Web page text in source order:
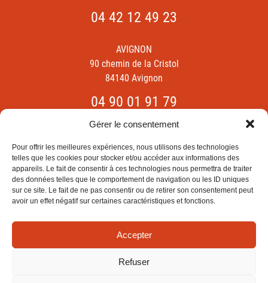
Gérer le consentement
Pour offrir les meilleures expériences, nous utilisons des technologies
telles que les cookies pour stocker et/ou accéder aux informations des
appareils. Le fait de consentir à ces technologies nous permettra de traiter
des données telles que le comportement de navigation ou les ID uniques
sur ce site. Le fait de ne pas consentir ou de retirer son consentement peut
avoir un effet négatif sur certaines caractéristiques et fonctions.
Accepter
Refuser
04 42 12 49 23
AVIGNON
90 chemin de la Cristol
84140 Avignon
04 90 01 91 79
#LESCOUVREURSDEPROXIMITE
MENTIONS LÉGALES©2026 LES COUVREURS DE PROXIMITÉ
4.9/5
sur la base de